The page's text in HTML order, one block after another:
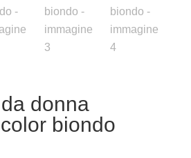
donna
biondo